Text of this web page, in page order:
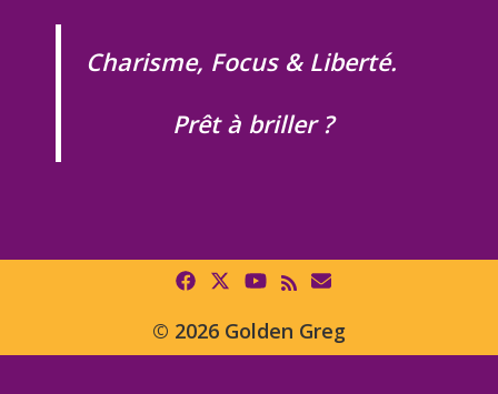
Charisme, Focus & Liberté.
Prêt à briller ?
© 2026 Golden Greg